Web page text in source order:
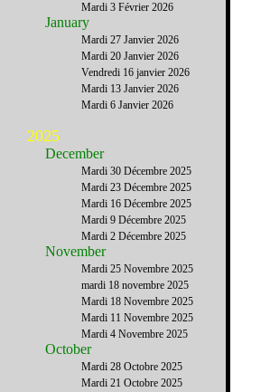
Mardi 3 Février 2026
January
Mardi 27 Janvier 2026
Mardi 20 Janvier 2026
Vendredi 16 janvier 2026
Mardi 13 Janvier 2026
Mardi 6 Janvier 2026
2025
December
Mardi 30 Décembre 2025
Mardi 23 Décembre 2025
Mardi 16 Décembre 2025
Mardi 9 Décembre 2025
Mardi 2 Décembre 2025
November
Mardi 25 Novembre 2025
mardi 18 novembre 2025
Mardi 18 Novembre 2025
Mardi 11 Novembre 2025
Mardi 4 Novembre 2025
October
Mardi 28 Octobre 2025
Mardi 21 Octobre 2025